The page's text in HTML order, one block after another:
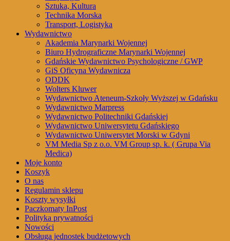
Sztuka, Kultura
Technika Morska
Transport, Logistyka
Wydawnictwo
Akademia Marynarki Wojennej
Biuro Hydrograficzne Marynarki Wojennej
Gdańskie Wydawnictwo Psychologiczne / GWP
GiS Oficyna Wydawnicza
ODDK
Wolters Kluwer
Wydawnictwo Ateneum-Szkoły Wyższej w Gdańsku
Wydawnictwo Marpress
Wydawnictwo Politechniki Gdańskiej
Wydawnictwo Uniwersytetu Gdańskiego
Wydawnictwo Uniwersytet Morski w Gdyni
VM Media Sp z o.o. VM Group sp. k. ( Grupa Via
Medica)
Moje konto
Koszyk
O nas
Regulamin sklepu
Koszty wysyłki
Paczkomaty InPost
Polityka prywatności
Nowości
Obsługa jednostek budżetowych